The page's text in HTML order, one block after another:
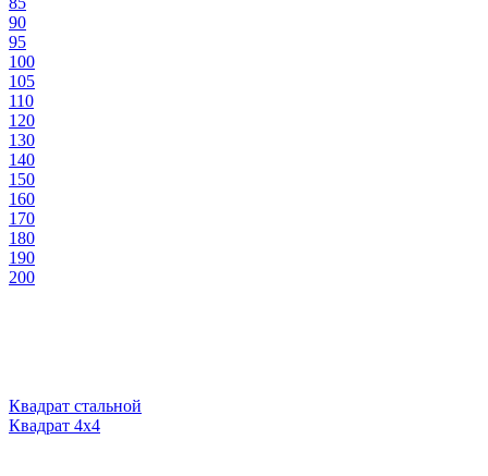
90
95
100
105
110
120
130
140
150
160
170
180
190
200
Квадрат стальной
Квадрат 4х4